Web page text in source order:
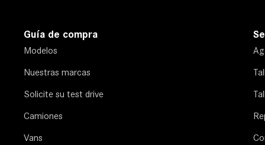
Guía de compra
Modelos
Nuestras marcas
Solicite su test drive
Camiones
Vans